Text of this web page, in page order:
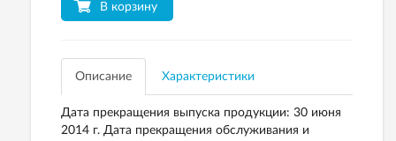
В корзину
Описание Характеристики
Дата прекращения выпуска продукции: 30 июня
2014 г. Дата прекращения обслуживания и